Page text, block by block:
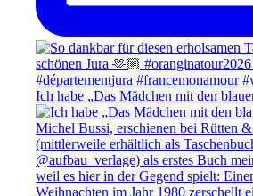
Ich habe „Das Mädchen mit den